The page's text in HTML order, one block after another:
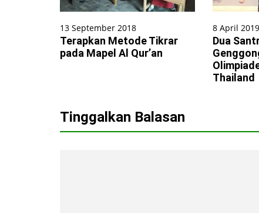
13 September 2018
Terapkan Metode Tikrar
pada Mapel Al Qur’an
8 April 2019
Dua
Thailand
Tinggalkan Balasan